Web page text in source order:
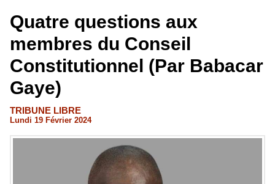
Quatre questions aux
membres du Conseil
Constitutionnel (Par Babacar
Gaye)
TRIBUNE LIBRE
Lundi 19 Février 2024